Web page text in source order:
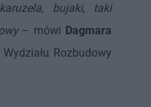
bujaki, taki
– mówi Dagmara
Rozbudowy